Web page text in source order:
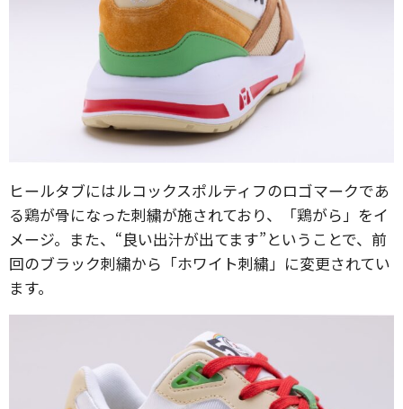
ヒールタブにはルコックスポルティフのロゴマークであ
る鶏が骨になった刺繍が施されており、「鶏がら」をイ
メージ。また、“良い出汁が出てます”ということで、前
回のブラック刺繍から「ホワイト刺繍」に変更されてい
ます。